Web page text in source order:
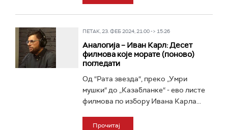
ПЕТАК, 23. ФЕБ 2024, 21:00 -> 15:26
Аналогија – Иван Карл: Десет
филмова које морате (поново)
погледати
Од “Рата звезда“, преко „Умри
мушки“ до „Казабланке“ - ево листе
филмова по избору Ивана Карла...
Прочитај